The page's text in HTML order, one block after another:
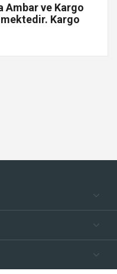
Ambar ve Kargo
Kargo